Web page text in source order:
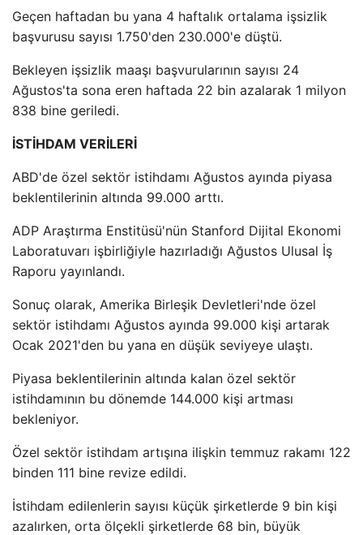
Geçen haftadan bu yana 4 haftalık ortalama işsizlik
başvurusu sayısı 1.750'den 230.000'e düştü.
Bekleyen işsizlik maaşı başvurularının sayısı 24
Ağustos'ta sona eren haftada 22 bin azalarak 1 milyon
838 bine geriledi.
İSTİHDAM VERİLERİ
ABD'de özel sektör istihdamı Ağustos ayında piyasa
beklentilerinin altında 99.000 arttı.
ADP Araştırma Enstitüsü'nün Stanford Dijital Ekonomi
Laboratuvarı işbirliğiyle hazırladığı Ağustos Ulusal İş
Raporu yayınlandı.
Sonuç olarak, Amerika Birleşik Devletleri'nde özel
sektör istihdamı Ağustos ayında 99.000 kişi artarak
Ocak 2021'den bu yana en düşük seviyeye ulaştı.
Piyasa beklentilerinin altında kalan özel sektör
istihdamının bu dönemde 144.000 kişi artması
bekleniyor.
Özel sektör istihdam artışına ilişkin temmuz rakamı 122
binden 111 bine revize edildi.
İstihdam edilenlerin sayısı küçük şirketlerde 9 bin kişi
azalırken, orta ölçekli şirketlerde 68 bin, büyük